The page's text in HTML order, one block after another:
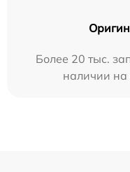
Более 20 тыс.
наличии на